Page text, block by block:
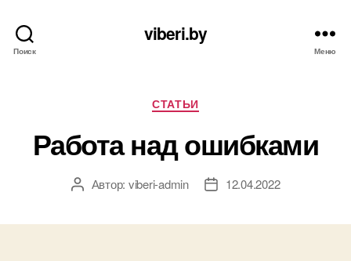
Поиск
viberi.by
Меню
Рубрики
СТАТЬИ
Работа над ошибками
АвторАвтор: viberi-admin
Дата12.04.2022